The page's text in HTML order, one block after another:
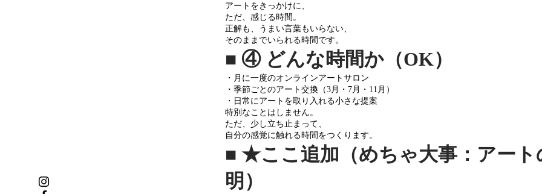
アートをきっかけに、
ただ、感じる時間。
正解も、うまい言葉もいらない、
そのままでいられる時間です。
■ ④ どんな時間か（OK）
・月に一度のオンラインアートサロン
・季節ごとのアート交換（3月・7月・11月）
・日常にアートを取り入れる小さな提案
特別なことはしません。
ただ、少し立ち止まって、
自分の感覚に触れる時間をつくります。
■ ★ここ追加（めちゃ大事：アート
明）